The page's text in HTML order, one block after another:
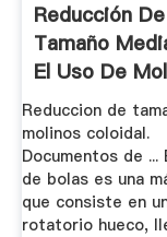
Reducción De
Tamaño
El Uso De
De Bolas
Reduccion de
molinos coloidal.
Documentos de ...
de bolas es una
que consiste en
rotatorio hueco,